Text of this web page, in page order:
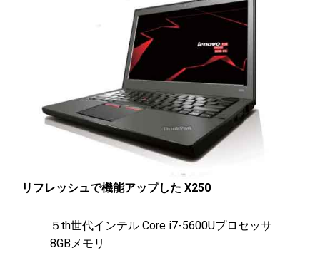
リフレッシュで機能アップした X250
５th世代インテル Core i7-5600Uプロセッサ
8GBメモリ